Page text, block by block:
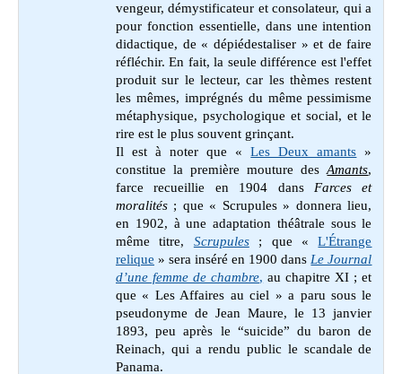
vengeur, démystificateur et consolateur, qui a
pour fonction essentielle, dans une intention
didactique, de « dépiédestaliser » et de faire
réfléchir. En fait, la seule différence est l'effet
produit sur le lecteur, car les thèmes restent
les mêmes, imprégnés du même pessimisme
métaphysique, psychologique et social, et le
rire est le plus souvent grinçant.
Il est à noter que «Les Deux amants »
constitue la première mouture desAmants,
farce recueillie en 1904 dansFarces et
moralités ; que « Scrupules » donnera lieu,
en 1902, à une adaptation théâtrale sous le
même titre, Scrupules; que «L'Étrange
relique » sera inséré en 1900 dansLe Journal
d’une femme de chambre, au chapitre XI ; et
que « Les Affaires au ciel » a paru sous le
pseudonyme de Jean Maure, le 13 janvier
1893, peu après le “suicide” du baron de
Reinach, qui a rendu public le scandale de
Panama.